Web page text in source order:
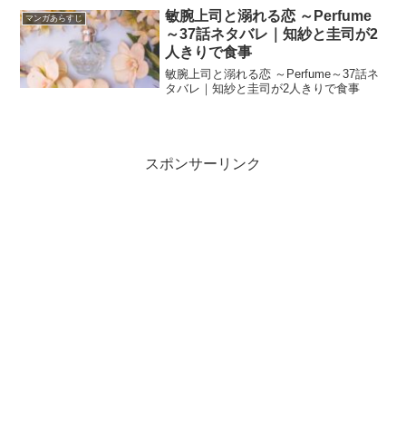
マンガあらすじ
敏腕上司と溺れる恋 ～Perfume
～37話ネタバレ｜知紗と圭司が2
人きりで食事
敏腕上司と溺れる恋 ～Perfume～37話ネ
タバレ｜知紗と圭司が2人きりで食事
スポンサーリンク